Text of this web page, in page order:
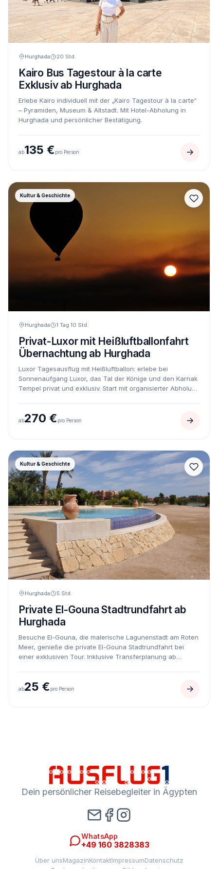
Hurghada 20 Std.
Kairo Bus Tagestour à la carte
Exklusiv ab Hurghada
Erlebe Kairo individuell mit der „Kairo Tagestour à la carte“
– Pyramiden, Museum & Altstadt. Mit Hotel-Abholung in
Hurghada und persönlicher Bestätigung.
ab135 € pro Person
Kultur & Geschichte
Hurghada 1 Tag 10 Std.
Privat-Luxor mit Heißluftballonfahrt
Übernachtung ab Hurghada
Luxor Tagesausflug mit Heißluftballon: erlebe bei
Sonnenaufgang Luxor, das Tal der Könige und den Karnak
Tempel privat und exklusiv. Start mit organisierter Abholung
ab270 € pro Person
Kultur & Geschichte
Hurghada 5 Std.
Private El-Gouna Stadtrundfahrt ab
Hurghada
Besuche El-Gouna, die malerische Lagunenstadt am Roten
Meer, genieße die private El-Gouna Stadtrundfahrt bei
einer exklusiven Tour. Inklusive Transferplanung ab
ab25 € pro Person
Dein persönlicher Reisebegleiter in Ägypten
WhatsApp
+49 160 3828383
Über unsMagazinKontaktImpressumDatenschutz